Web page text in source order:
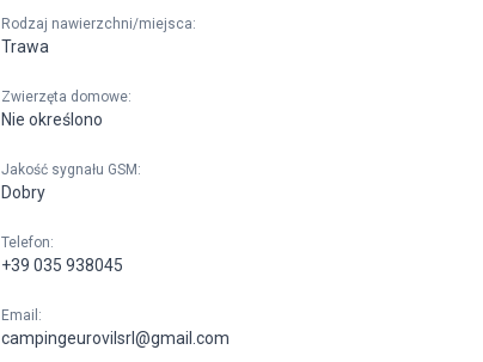
Rodzaj nawierzchni/miejsca:
Trawa
Zwierzęta domowe:
Nie określono
Jakość sygnału GSM :
Dobry
Telefon:
+39 035 938045
Email :
campingeurovilsrl@gmail.com